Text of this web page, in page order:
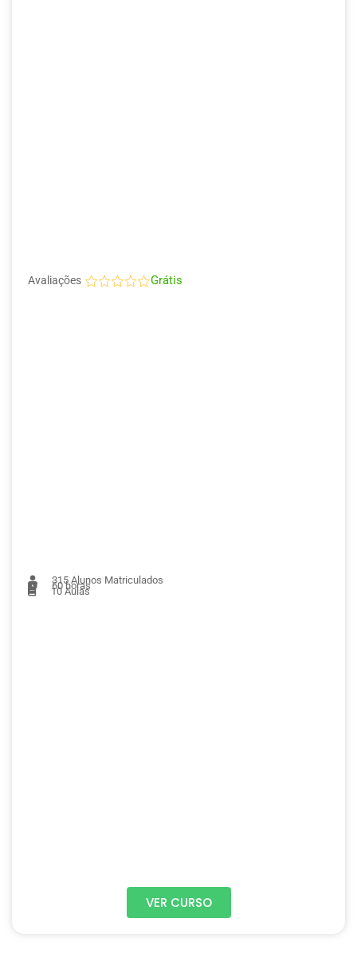
Avaliações Grátis
315 Alunos Matriculados
60 horas
10Aulas
VER CURSO